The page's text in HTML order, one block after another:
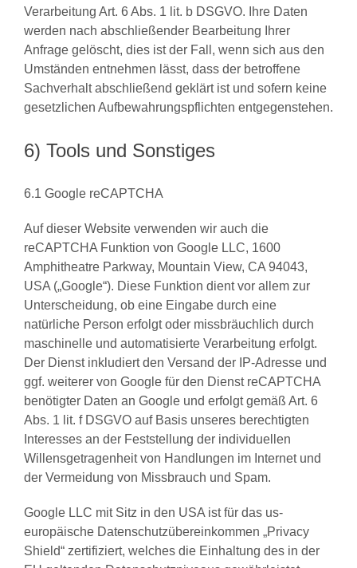
Verarbeitung Art. 6 Abs. 1 lit. b DSGVO. Ihre Daten
werden nach abschließender Bearbeitung Ihrer
Anfrage gelöscht, dies ist der Fall, wenn sich aus den
Umständen entnehmen lässt, dass der betroffene
Sachverhalt abschließend geklärt ist und sofern keine
gesetzlichen Aufbewahrungspflichten entgegenstehen.
6) Tools und Sonstiges
6.1 Google reCAPTCHA
Auf dieser Website verwenden wir auch die
reCAPTCHA Funktion von Google LLC, 1600
Amphitheatre Parkway, Mountain View, CA 94043,
USA („Google“). Diese Funktion dient vor allem zur
Unterscheidung, ob eine Eingabe durch eine
natürliche Person erfolgt oder missbräuchlich durch
maschinelle und automatisierte Verarbeitung erfolgt.
Der Dienst inkludiert den Versand der IP-Adresse und
ggf. weiterer von Google für den Dienst reCAPTCHA
benötigter Daten an Google und erfolgt gemäß Art. 6
Abs. 1 lit. f DSGVO auf Basis unseres berechtigten
Interesses an der Feststellung der individuellen
Willensgetragenheit von Handlungen im Internet und
der Vermeidung von Missbrauch und Spam.
Google LLC mit Sitz in den USA ist für das us-
europäische Datenschutzübereinkommen „Privacy
Shield“ zertifiziert, welches die Einhaltung des in der